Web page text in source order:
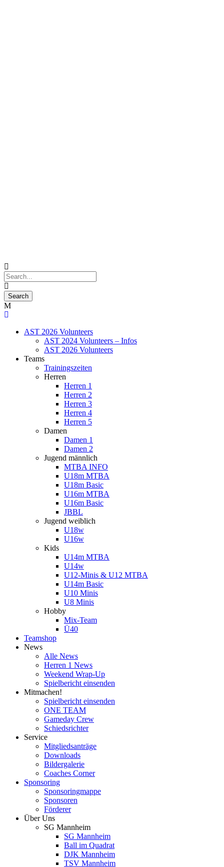
AST 2026 Volunteers
AST 2024 Volunteers – Infos
AST 2026 Volunteers
Teams
Trainingszeiten
Herren
Herren 1
Herren 2
Herren 3
Herren 4
Herren 5
Damen
Damen 1
Damen 2
Jugend männlich
MTBA INFO
U18m MTBA
U18m Basic
U16m MTBA
U16m Basic
JBBL
Jugend weiblich
U18w
U16w
Kids
U14m MTBA
U14w
U12-Minis & U12 MTBA
U14m Basic
U10 Minis
U8 Minis
Hobby
Mix-Team
Ü40
Teamshop
News
Alle News
Herren 1 News
Weekend Wrap-Up
Spielbericht einsenden
Mitmachen!
Spielbericht einsenden
ONE TEAM
Gameday Crew
Schiedsrichter
Service
Mitgliedsanträge
Downloads
Bildergalerie
Coaches Corner
Sponsoring
Sponsoringmappe
Sponsoren
Förderer
Über Uns
SG Mannheim
SG Mannheim
Ball im Quadrat
DJK Mannheim
TSV Mannheim